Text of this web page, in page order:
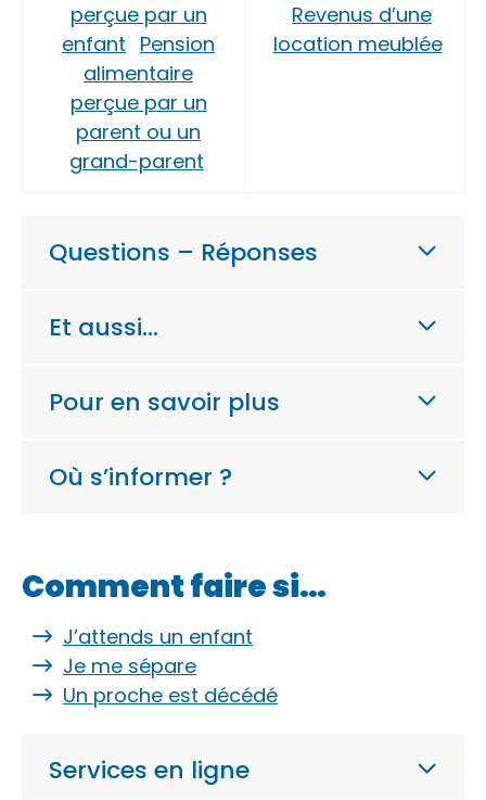
perçue par un
enfant Pension
alimentaire
perçue par un
parent ou un
grand-parent
Revenus d’une
location meublée
Questions – Réponses
Et aussi…
Pour en savoir plus
Où s’informer ?
Comment faire si…
J’attends un enfant
Je me sépare
Un proche est décédé
Services en ligne